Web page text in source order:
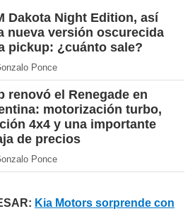
Dakota Night Edition, así
nueva versión oscurecida
pickup: ¿cuánto sale?
Ponce
renovó el Renegade en
motorización turbo,
4x4 y una importante
de precios
Ponce
Kia Motors sorprende con